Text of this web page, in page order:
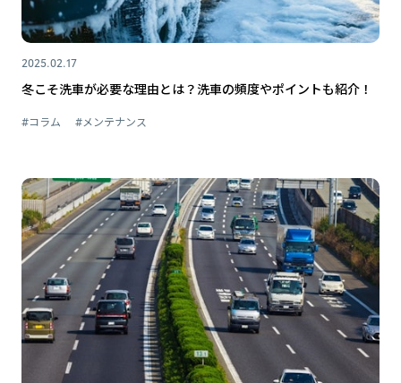
2025.02.17
冬こそ洗車が必要な理由とは？洗車の頻度やポイントも紹介！
#コラム #メンテナンス